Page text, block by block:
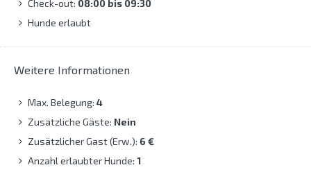
Check-out: 08:00 bis 09:30
Hunde erlaubt
Weitere Informationen
Max. Belegung: 4
Zusätzliche Gäste: Nein
Zusätzlicher Gast (Erw.): 6 €
Anzahl erlaubter Hunde: 1